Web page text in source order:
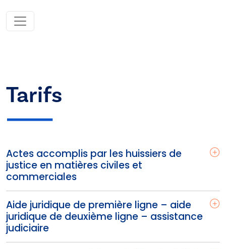
Tarifs
Actes accomplis par les huissiers de
justice en matières civiles et
commerciales
Aide juridique de première ligne – aide
juridique de deuxième ligne – assistance
judiciaire